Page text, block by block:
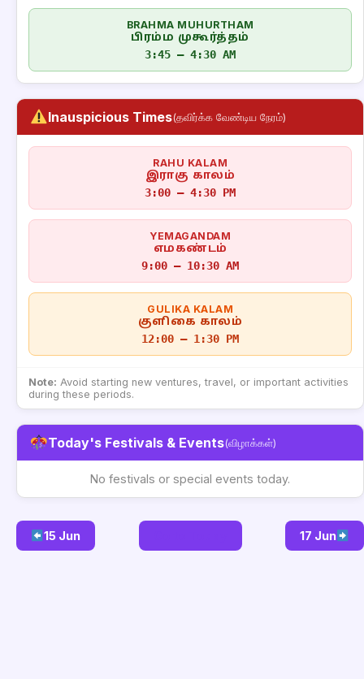
BRAHMA MUHURTHAM
பிரம்ம முகூர்த்தம்
3:45 – 4:30 AM
Inauspicious Times(தவிர்க்க வேண்டிய நேரம்)
RAHU KALAM
இராகு காலம்
3:00 – 4:30 PM
YEMAGANDAM
எமகண்டம்
9:00 – 10:30 AM
GULIKA KALAM
குளிகை காலம்
12:00 – 1:30 PM
Note: Avoid starting new ventures, travel, or important activities
during these periods.
Today's Festivals & Events(விழாக்கள்)
No festivals or special events today.
15 Jun 17 Jun